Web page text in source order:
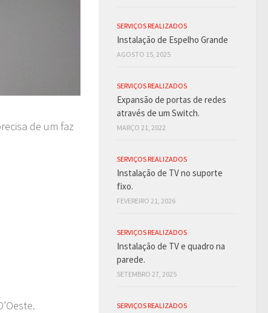
de um faz
SERVIÇOS REALIZADOS
Instalação de Espelho Grande
AGOSTO 15, 2025
SERVIÇOS REALIZADOS
Expansão de portas de redes
através de um Switch.
MARÇO 21, 2022
SERVIÇOS REALIZADOS
Instalação de TV no suporte
fixo.
FEVEREIRO 21, 2026
SERVIÇOS REALIZADOS
Instalação de TV e quadro na
parede.
SETEMBRO 27, 2025
SERVIÇOS REALIZADOS